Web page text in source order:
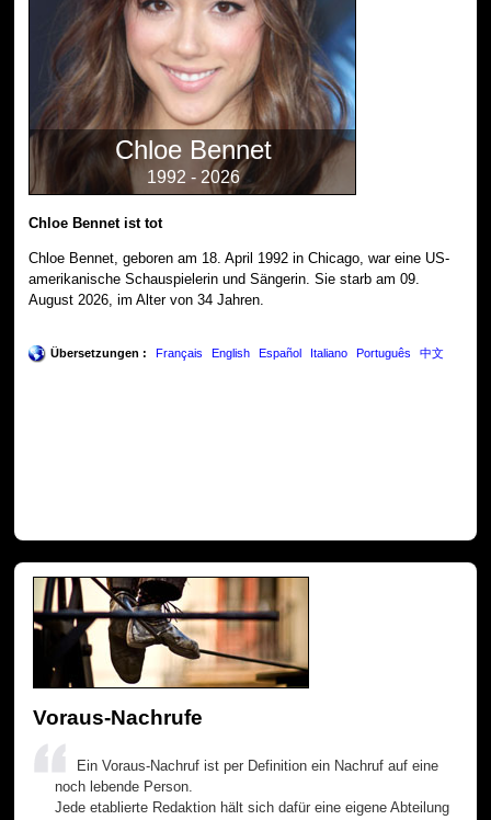
Chloe Bennet
1992 - 2026
Chloe Bennet ist tot
Chloe Bennet, geboren am 18. April 1992 in Chicago, war eine US-
amerikanische Schauspielerin und Sängerin. Sie starb am 09.
August 2026, im Alter von 34 Jahren.
Übersetzungen : Français English Español Italiano Português 中文
Voraus-Nachrufe
Ein Voraus-Nachruf ist per Definition ein Nachruf auf eine
noch lebende Person.
Jede etablierte Redaktion hält sich dafür eine eigene Abteilung